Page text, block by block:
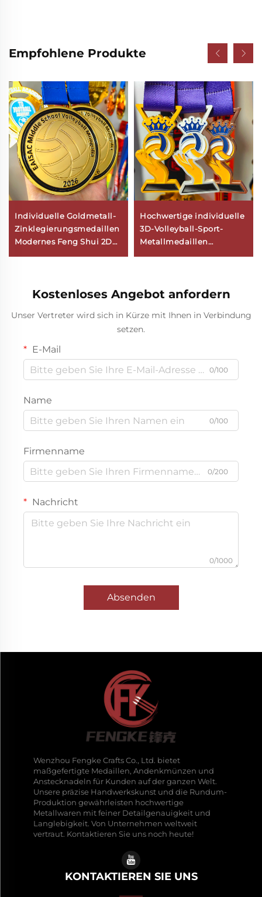
Empfohlene Produkte
Individuelle Goldmetall-
Zinklegierungsmedaillen
Modernes Feng Shui 2D
Individualisierung
Hochwertige individuelle
3D-Volleyball-Sport-
Metallmedaillen
Kostenloses Angebot anfordern
Unser Vertreter wird sich in Kürze mit Ihnen in Verbindung
setzen.
E-Mail
0/100
Name
0/100
Firmenname
0/200
Nachricht
0/1000
Absenden
Wenzhou Fengke Crafts Co., Ltd. bietet
maßgefertigte Medaillen, Andenkmünzen und
Anstecknadeln für Kunden auf der ganzen Welt.
Unsere präzise Handwerkskunst und die Rundum-
Produktion gewährleisten hochwertige
Metallwaren mit feiner Detailgenauigkeit und
Langlebigkeit. Von Unternehmen weltweit
vertraut. Kontaktieren Sie uns noch heute!
KONTAKTIEREN SIE UNS